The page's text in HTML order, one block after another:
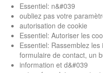
Essentiel: n&#039
oubliez pas votre
autorisation de cookie
Essentiel: Autoriser les
Essentiel: Rassemblez
formulaire de contact, un
information et d&#039